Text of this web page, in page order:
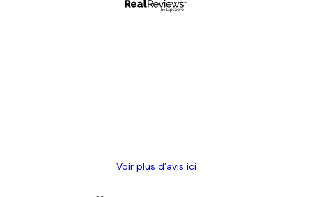
Voir plus d’avis ici